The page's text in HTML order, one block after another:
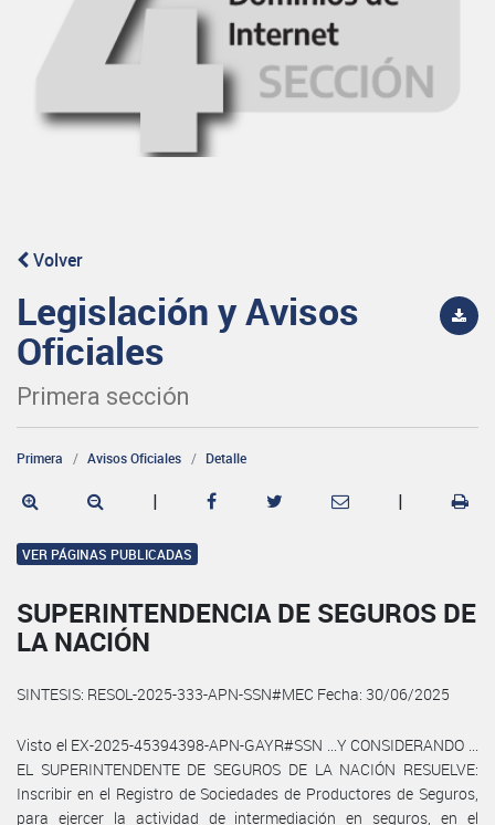
Volver
Legislación y Avisos
Oficiales
Primera sección
Primera Avisos Oficiales Detalle
| |
VER PÁGINAS PUBLICADAS
SUPERINTENDENCIA DE SEGUROS DE
LA NACIÓN
SINTESIS: RESOL-2025-333-APN-SSN#MEC Fecha: 30/06/2025
Visto el EX-2025-45394398-APN-GAYR#SSN ...Y CONSIDERANDO ...
EL SUPERINTENDENTE DE SEGUROS DE LA NACIÓN RESUELVE:
Inscribir en el Registro de Sociedades de Productores de Seguros,
para ejercer la actividad de intermediación en seguros, en el